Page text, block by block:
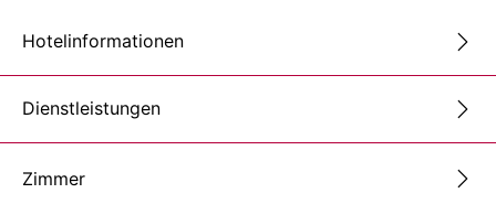
Hotelinformationen
Dienstleistungen
Zimmer